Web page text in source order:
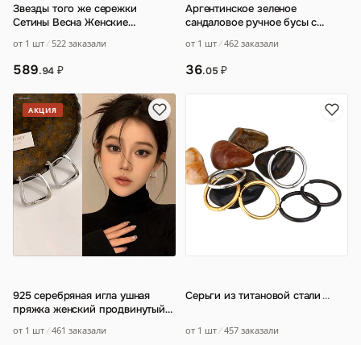
Звезды того же сережки
Сетины Весна Женские
легкие экстравагант
от 1 шт 522 заказали
589.94 ₽
Аргентинское зеленое
сандаловое ручное бусы с
браслет четки ювели
от 1 шт 462 заказали
36.05 ₽
АКЦИЯ
925 серебряная игла ушная
пряжка женский продвинутый
новый взры…
от 1 шт 461 заказали
Серьги из титановой стали…
от 1 шт 457 заказали